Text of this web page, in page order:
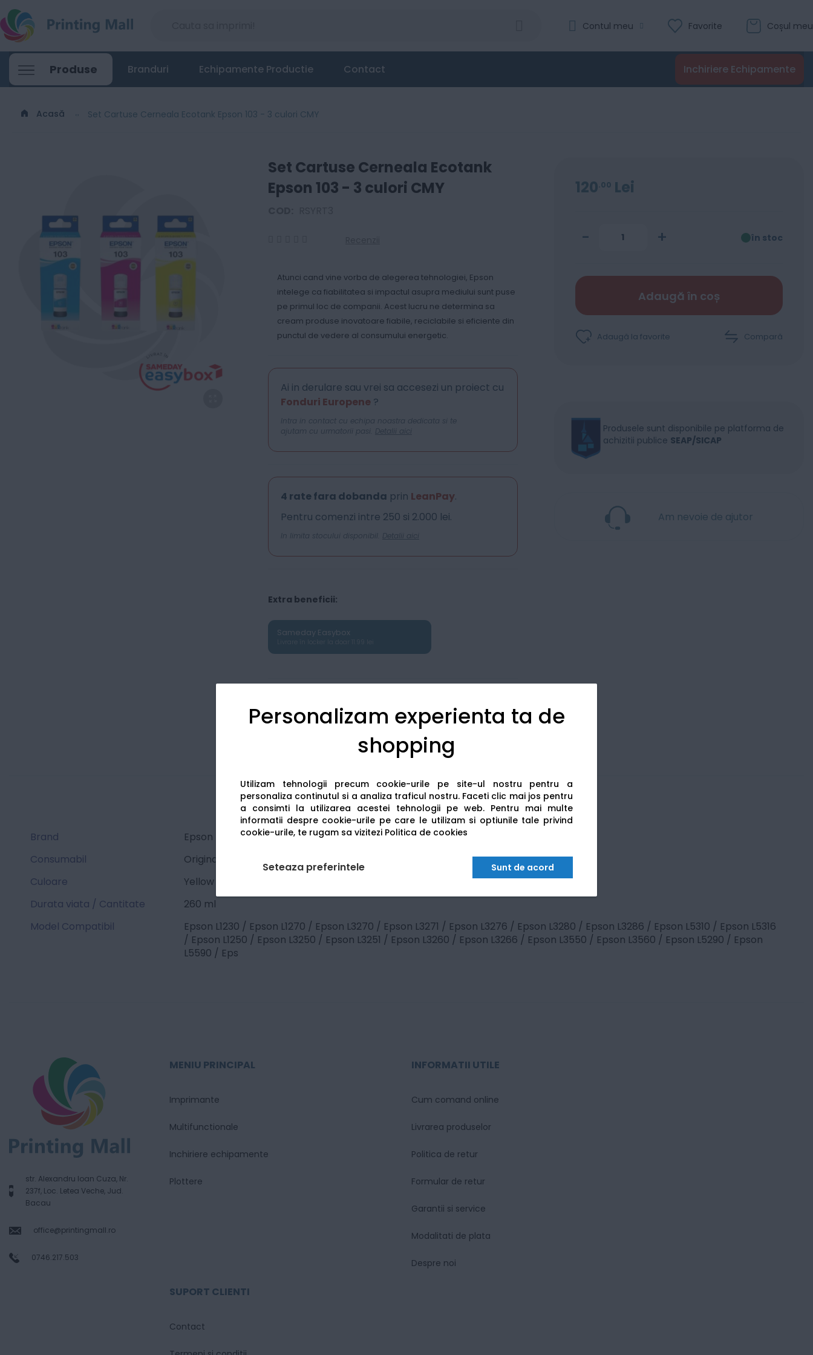
Personalizam experienta ta de
shopping
Utilizam tehnologii precum cookie-urile pe site-ul nostru pentru a
personaliza continutul si a analiza traficul nostru. Faceti clic mai jos pentru
a consimti la utilizarea acestei tehnologii pe web. Pentru mai multe
informatii despre cookie-urile pe care le utilizam si optiunile tale privind
cookie-urile, te rugam sa vizitezi Politica de cookies
Seteaza preferintele Sunt de acord
Coșul meu
Favorite
Contul meu
Produse Inchiriere Echipamente
Branduri Echipamente Productie Contact
Acasă Set Cartuse Cerneala Ecotank Epson 103 - 3 culori CMY
Set Cartuse Cerneala Ecotank
Epson 103 - 3 culori CMY
Atunci cand vine vorba de alegerea tehnologiei, Epson
intelege ca fiabilitatea si impactul asupra mediului sunt puse
pe primul loc de companii. Acest lucru ne determina sa
cream produse inovatoare fiabile, reciclabile si eficiente din
punctul de vedere al consumului energetic.
Ai in derulare sau vrei sa accesezi un proiect cu
Fonduri Europene?
Intra in contact cu echipa noastra dedicata si te
ajutam cu urmatorii pasi. Detalii aici
4 rate fara dobanda prin LeanPay.
Pentru comenzi intre 250 si 2.000 lei.
In limita stocului disponibil. Detalii aici
Extra beneficii:
Sameday Easybox
120 00 Lei
- + în stoc
Adaugă în coș
Adaugă la favorite Compară
Produsele sunt disponibile pe platforma de
achizitii publice SEAP/SICAP
Am nevoie de ajutor
Set Cartuse Cerneala Ecotank Epson 103 - 3 culori CMY
Evaluare:
0
% of 100
Recenzii
120 Lei Adaugă în coș
Detalii tehnice
Brand
Epson
Consumabil
Original
Culoare
Yellow / Cyan / Magenta
Durata viata / Cantitate
260 ml
Model Compatibil
Epson L1230 / Epson L1270 / Epson L3270 / Epson L3271 / Epson L3276 / Epson L3280 / Epson L3286 / Epson L5310 / Epson L5316
/ Epson L1250 / Epson L3250 / Epson L3251 / Epson L3260 / Epson L3266 / Epson L3550 / Epson L3560 / Epson L5290 / Epson
L5590 / Eps
Recenzii
str. Alexandru Ioan Cuza, Nr.
237f, Loc. Letea Veche, Jud.
Bacau
office@printingmall.ro
0746.217.503
MENIU PRINCIPAL
Imprimante
Multifunctionale
Inchiriere echipamente
Plottere
INFORMATII UTILE
Cum comand online
Livrarea produselor
Politica de retur
Formular de retur
Garantii si service
Modalitati de plata
Despre noi
SUPORT CLIENTI
Contact